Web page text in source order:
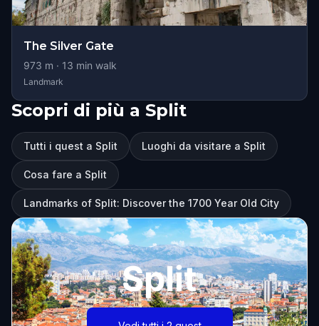
The Silver Gate
973 m · 13 min walk
Landmark
Scopri di più a Split
Tutti i quest a Split Luoghi da visitare a Split
Cosa fare a Split
Landmarks of Split: Discover the 1700 Year Old City
Split